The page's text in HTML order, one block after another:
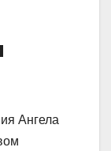
Ангела